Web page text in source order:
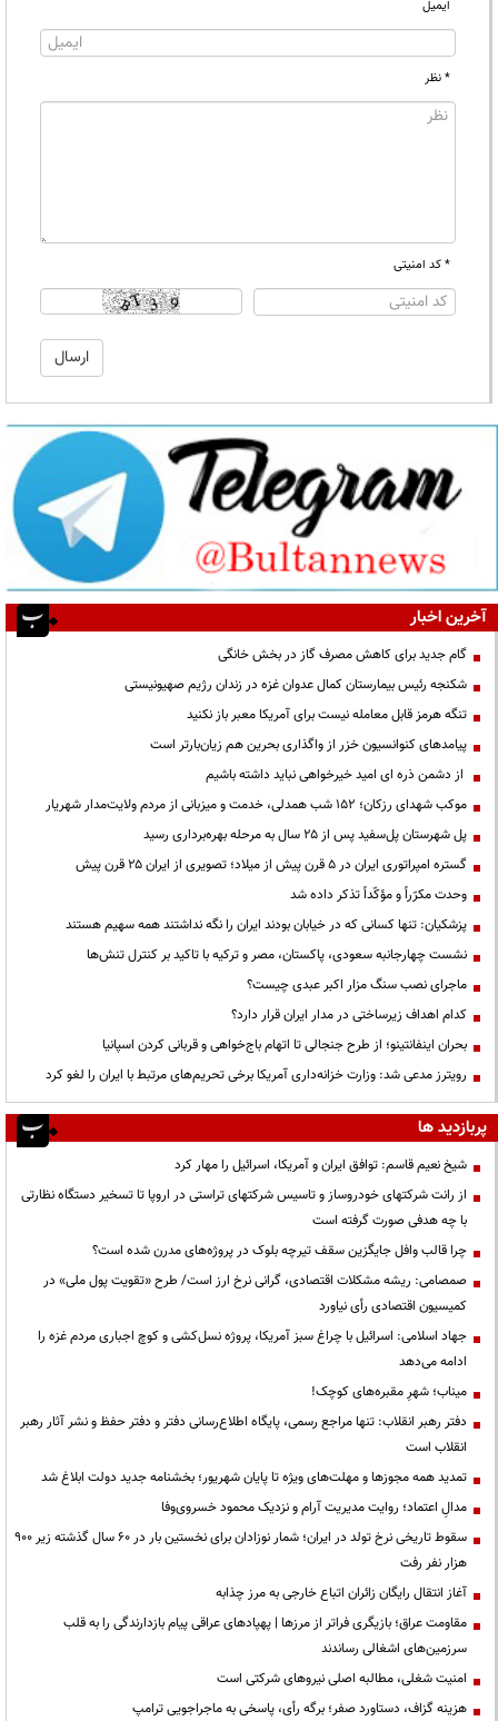
ایمیل
* نظر
* کد امنیتی
آخرین اخبار
گام جدید برای کاهش مصرف گاز در بخش خانگی
شکنجه رئیس بیمارستان کمال عدوان غزه در زندان رژیم صهیونیستی
تنگه هرمز قابل معامله نیست برای آمریکا معبر باز نکنید
پیامدهای کنوانسیون خزر از واگذاری بحرین هم زیان‌بارتر است
از دشمن ذره ای امید خیرخواهی نباید داشته باشیم
موکب شهدای رزکان؛ ۱۵۲ شب همدلی، خدمت و میزبانی از مردم ولایت‌مدار شهریار
پل شهرستان پل‌سفید پس از ۲۵ سال به مرحله بهره‌برداری رسید
گستره امپراتوری ایران در ۵ قرن پیش از میلاد؛ تصویری از ایران ۲۵ قرن پیش
وحدت مکرّراً و مؤکّداً تذکر داده شد
پزشکیان: تنها کسانی که در خیابان بودند ایران را نگه نداشتند همه سهیم هستند
نشست چهارجانبه سعودی، پاکستان، مصر و ترکیه با تاکید بر کنترل تنش‌ها
ماجرای نصب سنگ مزار اکبر عبدی چیست؟
کدام اهداف زیرساختی در مدار ایران قرار دارد؟
بحران اینفانتینو؛ از طرح جنجالی تا اتهام باج‌خواهی و قربانی کردن اسپانیا
رویترز مدعی شد: وزارت خزانه‌داری آمریکا برخی تحریم‌های مرتبط با ایران را لغو کرد
پربازدید ها
شیخ نعیم قاسم: توافق ایران و آمریکا، اسرائیل را مهار کرد
از رانت‌ شرکتهای خودروساز و تاسیس شرکتهای تراستی در اروپا تا تسخیر دستگاه نظارتی
با چه هدفی صورت گرفته است
چرا قالب وافل جایگزین سقف تیرچه بلوک در پروژه‌های مدرن شده است؟
صمصامی: ریشه مشکلات اقتصادی، گرانی نرخ ارز است/ طرح «تقویت پول ملی» در
کمیسیون اقتصادی رأی نیاورد
جهاد اسلامی: اسرائیل با چراغ سبز آمریکا، پروژه نسل‌کشی و کوچ اجباری مردم غزه را
ادامه می‌دهد
میناب؛ شهرِ مقبره‌های کوچک!
دفتر رهبر انقلاب: تنها مراجع رسمی، پایگاه اطلاع‌رسانی دفتر و دفتر حفظ و نشر آثار رهبر
انقلاب است
تمدید همه مجوزها و مهلت‌های ویژه تا پایان شهریور؛ بخشنامه جدید دولت ابلاغ شد
مدالِ اعتماد؛ روایت مدیریت آرام و نزدیک محمود خسروی‌وفا
سقوط تاریخی نرخ تولد در ایران؛ شمار نوزادان برای نخستین بار در ۶۰ سال گذشته زیر ۹۰۰
هزار نفر رفت
آغاز انتقال رایگان زائران اتباع خارجی به مرز چذابه
مقاومت عراق؛ بازیگری فراتر از مرزها | پهپادهای عراقی پیام بازدارندگی را به قلب
سرزمین‌های اشغالی رساندند
‌امنیت شغلی، مطالبه اصلی نیروهای شرکتی است
هزینه گزاف، دستاورد صفر؛ برگه رأی، پاسخی به ماجراجویی ترامپ